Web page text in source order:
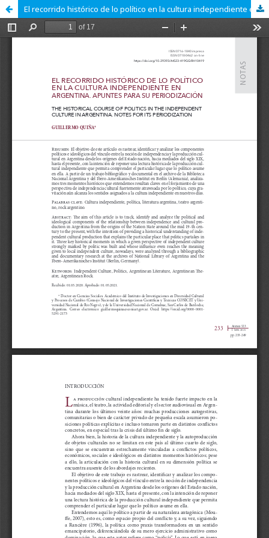
El recorrido histórico de lo político en la cultura independiente en Argentina. Apuntes para su periodización